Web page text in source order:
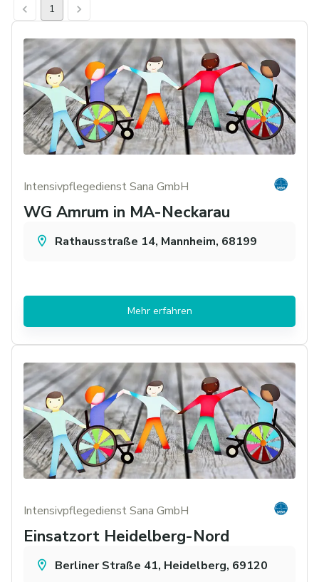
1
Intensivpflegedienst Sana GmbH
WG Amrum in MA-Neckarau
Rathausstraße 14, Mannheim, 68199
Mehr erfahren
Intensivpflegedienst Sana GmbH
Einsatzort Heidelberg-Nord
Berliner Straße 41, Heidelberg, 69120